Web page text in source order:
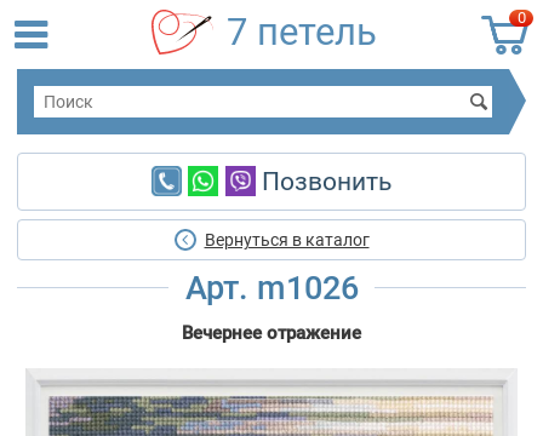
0
7 петель
Позвонить
Вернуться в каталог
Арт. m1026
Вечернее отражение